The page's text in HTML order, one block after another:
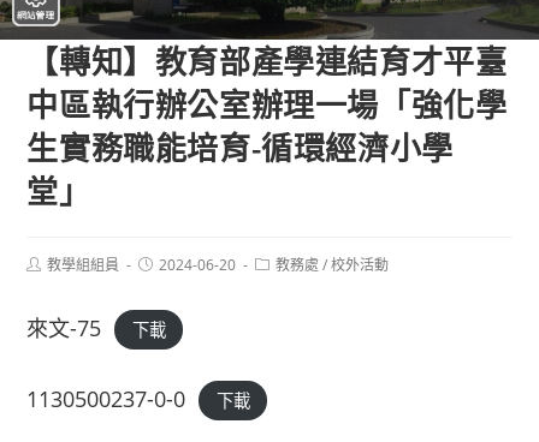
【轉知】教育部產學連結育才平臺
中區執行辦公室辦理一場「強化學
生實務職能培育-循環經濟小學
堂」
Post教學組組員
Post2024-06-20
Post教務處 / 校外活動
來文-75 下載
1130500237-0-0 下載